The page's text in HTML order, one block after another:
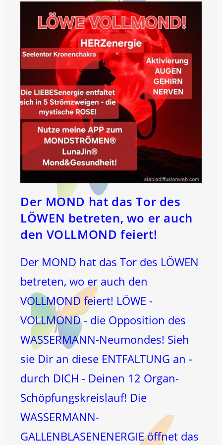
Der MOND hat das Tor des
LÖWEN betreten, wo er auch
den VOLLMOND feiert!
Der MOND hat das Tor des LÖWEN
betreten, wo er auch den
VOLLMOND feiert! LÖWE -
VOLLMOND - die Opposition des
WASSERMANN-Neumondes! Sieh
sie Dir an diese ENTFALTUNG an -
durch DICH - Deinen 12 Organ-
Schöpfungskreislauf! Die
WASSERMANN-
GALLENBLASENENERGIE öffnet das